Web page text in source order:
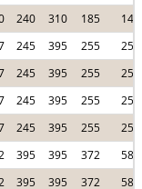
240 310 185
14 l
245 395 255
25 l
245 395 255
25 l
245 395 255
25 l
245 395 255
25 l
395 395 372
58 l
395 395 372 58 l